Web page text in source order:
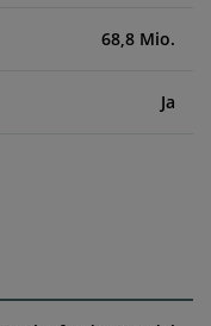
68,8 Mio.
Ja